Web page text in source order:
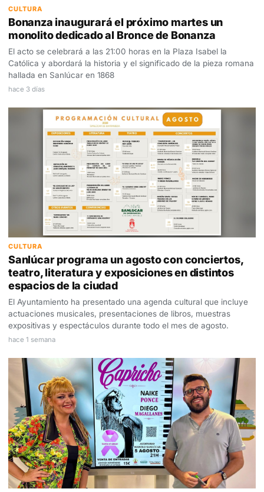
CULTURA
Bonanza inaugurará el próximo martes un
monolito dedicado al Bronce de Bonanza
El acto se celebrará a las 21:00 horas en la Plaza Isabel la
Católica y abordará la historia y el significado de la pieza romana
hallada en Sanlúcar en 1868
hace 3 días
CULTURA
Sanlúcar programa un agosto con conciertos,
teatro, literatura y exposiciones en distintos
espacios de la ciudad
El Ayuntamiento ha presentado una agenda cultural que incluye
actuaciones musicales, presentaciones de libros, muestras
expositivas y espectáculos durante todo el mes de agosto.
hace 1 semana